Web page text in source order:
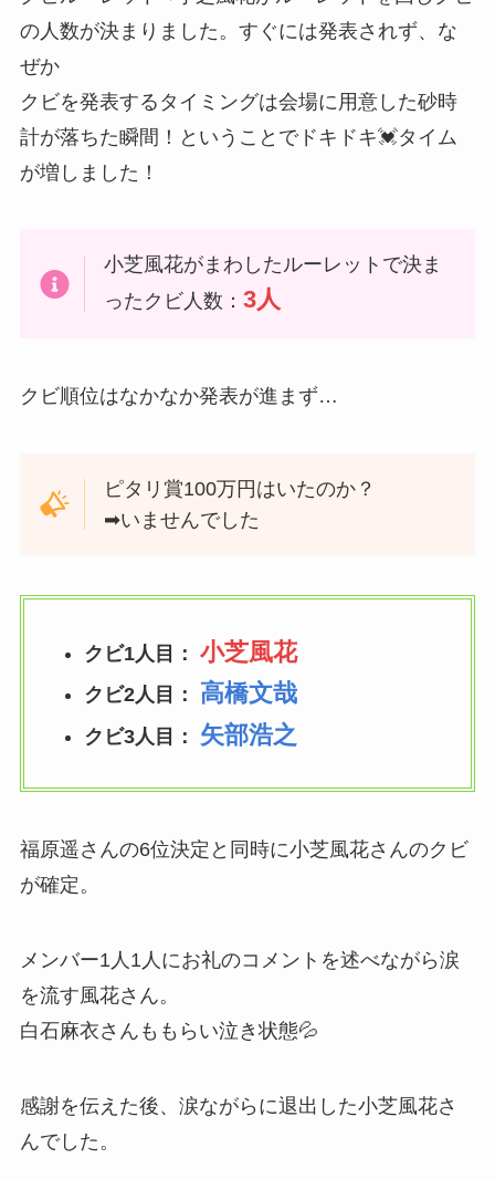
の人数が決まりました。すぐには発表されず、な
ぜか
クビを発表するタイミングは会場に用意した砂時
計が落ちた瞬間！ということでドキドキ💓タイム
が増しました！
小芝風花がまわしたルーレットで決ま
ったクビ人数：3人
クビ順位はなかなか発表が進まず…
ピタリ賞100万円はいたのか？
➡いませんでした
クビ1人目： 小芝風花
クビ2人目： 高橋文哉
クビ3人目： 矢部浩之
福原遥さんの6位決定と同時に小芝風花さんのクビ
が確定。
メンバー1人1人にお礼のコメントを述べながら涙
を流す風花さん。
白石麻衣さんももらい泣き状態💦
感謝を伝えた後、涙ながらに退出した小芝風花さ
んでした。